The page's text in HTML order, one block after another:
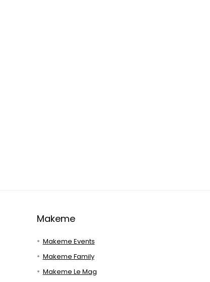
Makeme
Makeme Events
Makeme Family
Makeme Le Mag